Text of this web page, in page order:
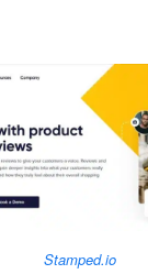
Stamped.io